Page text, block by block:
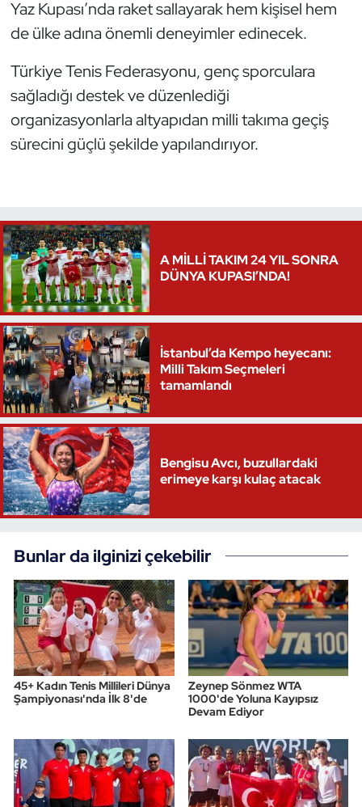
Yaz Kupası’nda raket sallayarak hem kişisel hem
de ülke adına önemli deneyimler edinecek.
Türkiye Tenis Federasyonu, genç sporculara
sağladığı destek ve düzenlediği
organizasyonlarla altyapıdan milli takıma geçiş
sürecini güçlü şekilde yapılandırıyor.
A MİLLİ TAKIM 24 YIL SONRA
DÜNYA KUPASI’NDA!
İstanbul’da Kempo heyecanı:
Milli Takım Seçmeleri
tamamlandı
Bengisu Avcı, buzullardaki
erimeye karşı kulaç atacak
Bunlar da ilginizi çekebilir
45+ Kadın Tenis Millileri Dünya
Şampiyonası'nda İlk 8'de
Zeynep Sönmez WTA
1000'de Yoluna Kayıpsız
Devam Ediyor
Triatlon
Voleybol
Vücut Geliştirme Fitness
Wushu Kungfu
Yüzme